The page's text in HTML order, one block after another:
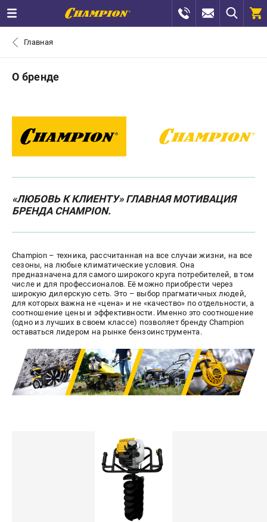
СЕРВИС
ИЗБРАННОЕ ( 0 )
СРАВНЕНИЕ ( 0 )
АКЦИИ
+7 (8112) 59-12-69 - ЗАКАЗ ЗАПЧАСТЕЙ
0 ₽
Политика обработки персональных данных
Главная
О бренде
«ЛЮБОВЬ К КЛИЕНТУ» ГЛАВНАЯ МОТИВАЦИЯ
БРЕНДА CHAMPION.
Champion – техника, рассчитанная на все случаи жизни, на все
сезоны, на любые климатические условия. Она
предназначена для самого широкого круга потребителей, в том
числе и для профессионалов. Её можно приобрести через
широкую дилерскую сеть. Это – выбор прагматичных людей,
для которых важна не «цена» и не «качество» по отдельности, а
соотношение цены и эффективности. Именно это соотношение
(одно из лучших в своем классе) позволяет бренду Champion
оставаться лидером на рынке бензоинструмента.